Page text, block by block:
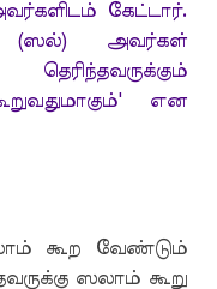
கேட்டார்.
(ஸல்) அவர்கள்
என
கூற வேண்டும்
ஸலாம் கூறு